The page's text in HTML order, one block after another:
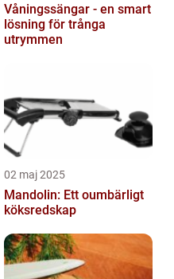
Våningssängar - en smart
lösning för trånga
utrymmen
02 maj 2025
Mandolin: Ett oumbärligt
köksredskap